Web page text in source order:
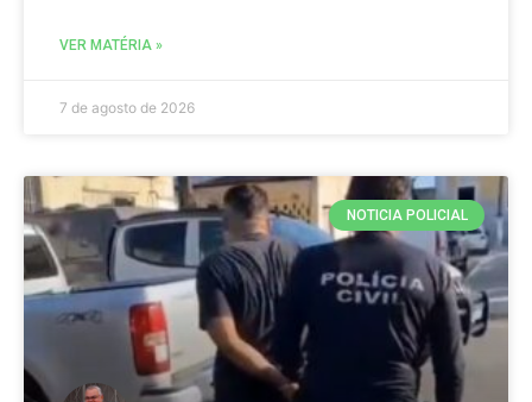
VER MATÉRIA »
7 de agosto de 2026
NOTICIA POLICIAL